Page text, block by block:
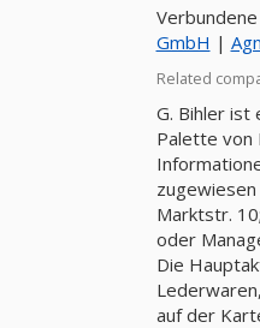
GmbH |
Related
G. Bihler ist
Palette von
Marktstr.
oder
Die
auf der